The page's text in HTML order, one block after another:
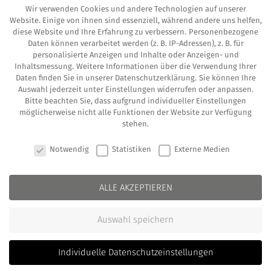
mar­ke bringt Licht in das Berat­er­di­ckicht. Über
1.500 CFP®-Zertifikatsträger gibt es mitt­ler­wei­le
in Deutsch­land, denen Sie sich anver­trau­en
können.
Für die­se aus­ge­wähl­ten Fach­leu­te gilt: Sie
haben ihre beruf­li­che Qua­li­fi­ka­ti­on und ihren
gestellt, ihre Erfah­run­gen und Kom­pe­tenz auf
dem Gebiet der ganz­heit­li­chen Finanz­pla­nung
nach­ge­wie­sen und befol­gen die Ver­pflich­tung
Wir verwenden Cookies und andere Technologien auf unserer
Website. Einige von ihnen sind essenziell, während andere uns helfen,
diese Website und Ihre Erfahrung zu verbessern. Personenbezogene
Daten können verarbeitet werden (z. B. IP-Adressen), z. B. für
personalisierte Anzeigen und Inhalte oder Anzeigen- und
Inhaltsmessung. Weitere Informationen über die Verwendung Ihrer
Daten finden Sie in unserer Datenschutzerklärung. Sie können Ihre
Auswahl jederzeit unter Einstellungen widerrufen oder anpassen.
Bitte beachten Sie, dass aufgrund individueller Einstellungen
möglicherweise nicht alle Funktionen der Website zur Verfügung
stehen.
Notwendig
Statistiken Externe Medien
ALLE AKZEPTIEREN
Auswahl speichern
Individuelle Datenschutzeinstellungen